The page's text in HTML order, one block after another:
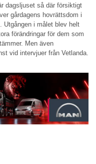
dagsljuset så där försiktigt
gårdagens hovrättsdom i
Utgången i målet blev helt
förändringar för dem som
Men även
vid intervjuer från Vetlanda.